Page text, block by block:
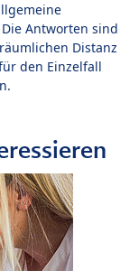
Antworten sind
Distanz
den Einzelfall